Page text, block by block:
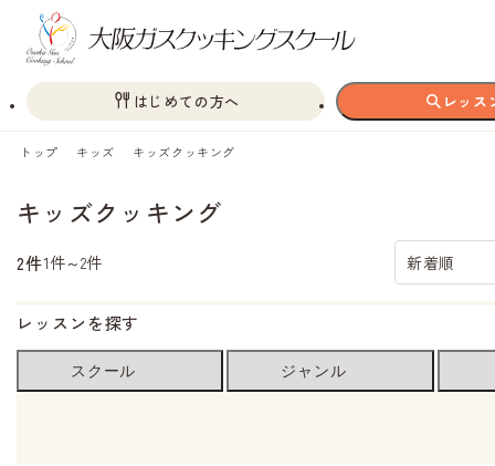
はじめての方へ レッス
トップ キッズ キッズクッキング
キッズクッキング
2件1件～2件 新着順
レッスンを探す
スクール ジャンル